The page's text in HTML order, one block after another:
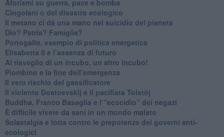
​Aforismi su guerra, pace e bomba
Cingolani o del disastro ecologico
​Il metano ci dà una mano nel suicidio del pianeta
​Dio? Patria? Famiglia?
Portogallo, esempio di politica energetica
​Elisabetta II e l’assenza di futuro
Al risveglio di un incubo, un altro incubo!
​Piombino e la fine dell’emergenza
​Il vero rischio del gassificatore
​Il violento Dostoevskij e il pacifista Tolstòj
​Buddha, Franco Basaglia e l’”ecocidio” dei negazi
​È difficile vivere da sani in un mondo malato
Solastalgia e lotta contro le prepotenze dei governi anti-
ecologici